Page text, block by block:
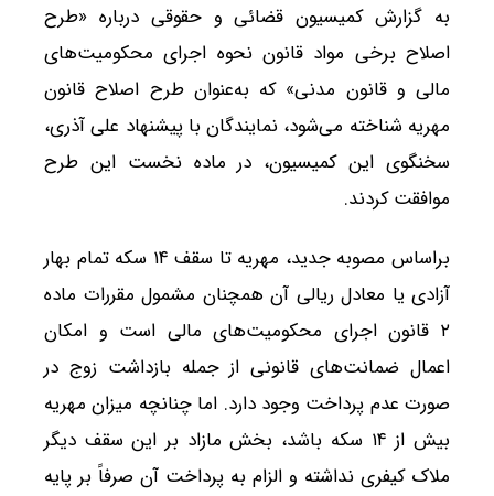
به گزارش کمیسیون قضائی و حقوقی درباره «طرح
اصلاح برخی مواد قانون نحوه اجرای محکومیت‌های
مالی و قانون مدنی» که به‌عنوان طرح اصلاح قانون
مهریه شناخته می‌شود، نمایندگان با پیشنهاد علی آذری،
سخنگوی این کمیسیون، در ماده نخست این طرح
موافقت کردند.
براساس مصوبه جدید، مهریه تا سقف ۱۴ سکه تمام بهار
آزادی یا معادل ریالی آن همچنان مشمول مقررات ماده
۲ قانون اجرای محکومیت‌های مالی است و امکان
اعمال ضمانت‌های قانونی از جمله بازداشت زوج در
صورت عدم پرداخت وجود دارد. اما چنانچه میزان مهریه
بیش از ۱۴ سکه باشد، بخش مازاد بر این سقف دیگر
ملاک کیفری نداشته و الزام به پرداخت آن صرفاً بر پایه